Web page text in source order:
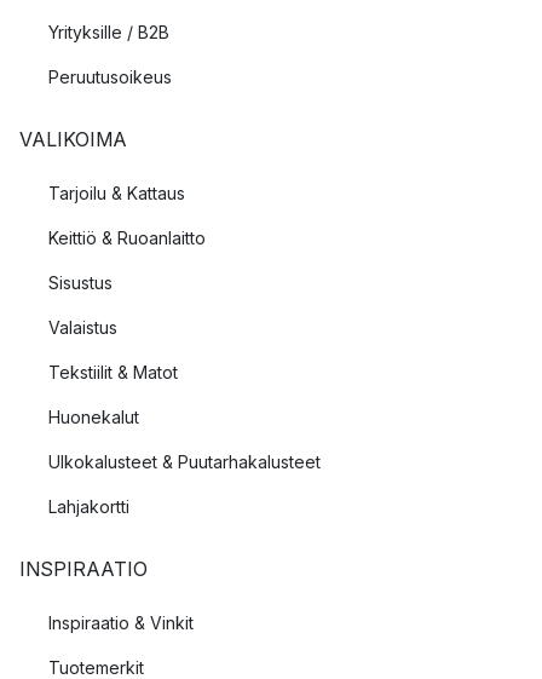
Yrityksille / B2B
Peruutusoikeus
VALIKOIMA
Tarjoilu & Kattaus
Keittiö & Ruoanlaitto
Sisustus
Valaistus
Tekstiilit & Matot
Huonekalut
Ulkokalusteet & Puutarhakalusteet
Lahjakortti
INSPIRAATIO
Inspiraatio & Vinkit
Tuotemerkit